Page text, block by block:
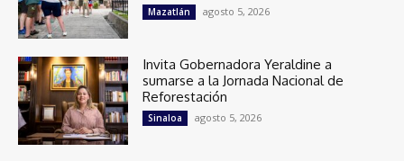
Mazatlán agosto 5, 2026
Invita Gobernadora Yeraldine a
sumarse a la Jornada Nacional de
Reforestación
Sinaloa agosto 5, 2026